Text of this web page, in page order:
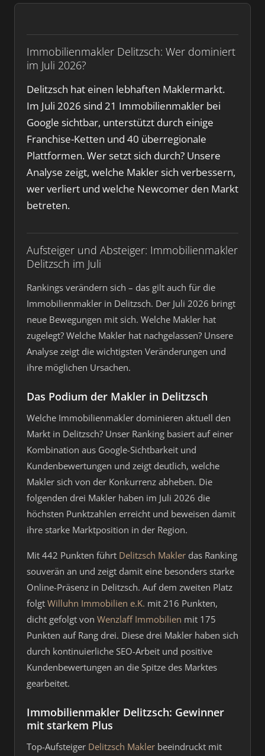
Immobilienmakler Delitzsch: Wer dominiert
im Juli 2026?
Delitzsch hat einen lebhaften Maklermarkt.
Im Juli 2026 sind 21 Immobilienmakler bei
Google sichtbar, unterstützt durch einige
Franchise-Ketten und 40 überregionale
Plattformen. Wer setzt sich durch? Unsere
Analyse zeigt, welche Makler sich verbessern,
wer verliert und welche Newcomer den Markt
betreten.
Aufsteiger und Absteiger: Immobilienmakler
Delitzsch im Juli
Rankings verändern sich – das gilt auch für die
Immobilienmakler in Delitzsch. Der Juli 2026 bringt
neue Bewegungen mit sich. Welche Makler hat
zugelegt? Welche Makler hat nachgelassen? Unsere
Analyse zeigt die wichtigsten Veränderungen und
ihre möglichen Ursachen.
Das Podium der Makler in Delitzsch
Welche Immobilienmakler dominieren aktuell den
Markt in Delitzsch? Unser Ranking basiert auf einer
Kombination aus Google-Sichtbarkeit und
Kundenbewertungen und zeigt deutlich, welche
Makler sich von der Konkurrenz abheben. Die
folgenden drei Makler haben im Juli 2026 die
höchsten Punktzahlen erreicht und beweisen damit
ihre starke Marktposition in der Region.
Mit 442 Punkten führt Delitzsch Makler das Ranking
souverän an und zeigt damit eine besonders starke
Online-Präsenz in Delitzsch. Auf dem zweiten Platz
folgt Willuhn Immobilien e.K. mit 216 Punkten,
dicht gefolgt von Wenzlaff Immobilien mit 175
Punkten auf Rang drei. Diese drei Makler haben sich
durch kontinuierliche SEO-Arbeit und positive
Kundenbewertungen an die Spitze des Marktes
gearbeitet.
Immobilienmakler Delitzsch: Gewinner
mit starkem Plus
Top-Aufsteiger Delitzsch Makler beeindruckt mit